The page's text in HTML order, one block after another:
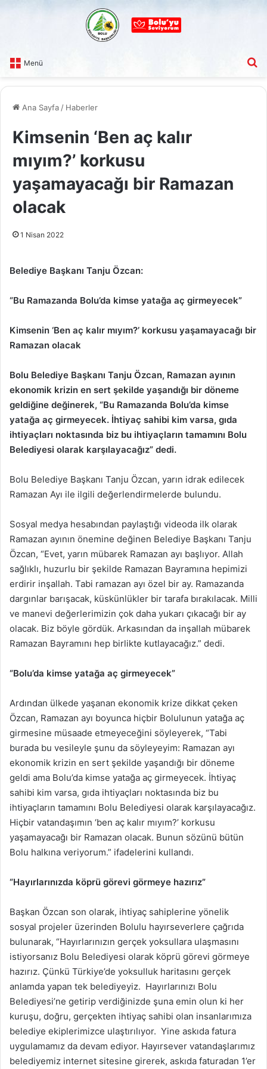
Menü
Ana Sayfa / Haberler
Kimsenin ‘Ben aç kalır
mıyım?’ korkusu
yaşamayacağı bir Ramazan
olacak
1 Nisan 2022
Belediye Başkanı Tanju Özcan:
“Bu Ramazanda Bolu’da kimse yatağa aç girmeyecek”
Kimsenin ‘Ben aç kalır mıyım?’ korkusu yaşamayacağı bir
Ramazan olacak
Bolu Belediye Başkanı Tanju Özcan, Ramazan ayının
ekonomik krizin en sert şekilde yaşandığı bir döneme
geldiğine değinerek, “Bu Ramazanda Bolu’da kimse
yatağa aç girmeyecek. İhtiyaç sahibi kim varsa, gıda
ihtiyaçları noktasında biz bu ihtiyaçların tamamını Bolu
Belediyesi olarak karşılayacağız” dedi.
Bolu Belediye Başkanı Tanju Özcan, yarın idrak edilecek
Ramazan Ayı ile ilgili değerlendirmelerde bulundu.
Sosyal medya hesabından paylaştığı videoda ilk olarak
Ramazan ayının önemine değinen Belediye Başkanı Tanju
Özcan, “Evet, yarın mübarek Ramazan ayı başlıyor. Allah
sağlıklı, huzurlu bir şekilde Ramazan Bayramına hepimizi
erdirir inşallah. Tabi ramazan ayı özel bir ay. Ramazanda
dargınlar barışacak, küskünlükler bir tarafa bırakılacak. Milli
ve manevi değerlerimizin çok daha yukarı çıkacağı bir ay
olacak. Biz böyle gördük. Arkasından da inşallah mübarek
Ramazan Bayramını hep birlikte kutlayacağız.” dedi.
“Bolu’da kimse yatağa aç girmeyecek”
Ardından ülkede yaşanan ekonomik krize dikkat çeken
Özcan, Ramazan ayı boyunca hiçbir Bolulunun yatağa aç
girmesine müsaade etmeyeceğini söyleyerek, “Tabi
burada bu vesileyle şunu da söyleyeyim: Ramazan ayı
ekonomik krizin en sert şekilde yaşandığı bir döneme
geldi ama Bolu’da kimse yatağa aç girmeyecek. İhtiyaç
sahibi kim varsa, gıda ihtiyaçları noktasında biz bu
ihtiyaçların tamamını Bolu Belediyesi olarak karşılayacağız.
Hiçbir vatandaşımın ‘ben aç kalır mıyım?’ korkusu
yaşamayacağı bir Ramazan olacak. Bunun sözünü bütün
Bolu halkına veriyorum.” ifadelerini kullandı.
“Hayırlarınızda köprü görevi görmeye hazırız”
Başkan Özcan son olarak, ihtiyaç sahiplerine yönelik
sosyal projeler üzerinden Bolulu hayırseverlere çağrıda
bulunarak, “Hayırlarınızın gerçek yoksullara ulaşmasını
istiyorsanız Bolu Belediyesi olarak köprü görevi görmeye
hazırız. Çünkü Türkiye’de yoksulluk haritasını gerçek
anlamda yapan tek belediyeyiz. Hayırlarınızı Bolu
Belediyesi’ne getirip verdiğinizde şuna emin olun ki her
kuruşu, doğru, gerçekten ihtiyaç sahibi olan insanlarımıza
belediye ekiplerimizce ulaştırılıyor. Yine askıda fatura
uygulamamız da devam ediyor. Hayırsever vatandaşlarımız
belediyemiz internet sitesine girerek, askıda faturadan 1’er